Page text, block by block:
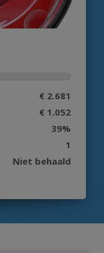
€ 2.681
€ 1.052
39%
1
Niet behaald